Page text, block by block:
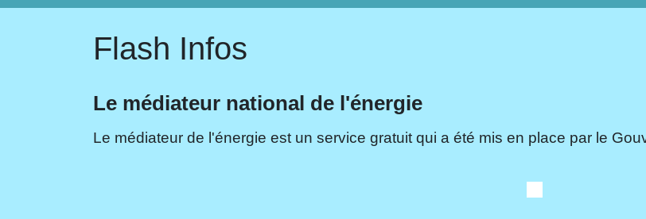
Flash Infos
Le médiateur national de l'énergie
Le médiateur de l'énergie est un service gratuit qui a été mis en place par le